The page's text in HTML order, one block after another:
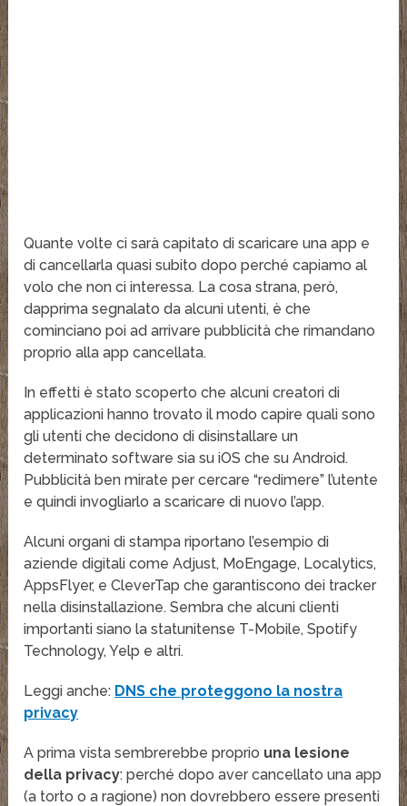
Quante volte ci sarà capitato di scaricare una app e
di cancellarla quasi subito dopo perché capiamo al
volo che non ci interessa. La cosa strana, però,
dapprima segnalato da alcuni utenti, è che
cominciano poi ad arrivare pubblicità che rimandano
proprio alla app cancellata.
In effetti è stato scoperto che alcuni creatori di
applicazioni hanno trovato il modo capire quali sono
gli utenti che decidono di disinstallare un
determinato software sia su iOS che su Android.
Pubblicità ben mirate per cercare “redimere” l’utente
e quindi invogliarlo a scaricare di nuovo l’app.
Alcuni organi di stampa riportano l’esempio di
aziende digitali come Adjust, MoEngage, Localytics,
AppsFlyer, e CleverTap che garantiscono dei tracker
nella disinstallazione. Sembra che alcuni clienti
importanti siano la statunitense T-Mobile, Spotify
Technology, Yelp e altri.
Leggi anche: DNS che proteggono la nostra
privacy
A prima vista sembrerebbe proprio una lesione
della privacy: perché dopo aver cancellato una app
(a torto o a ragione) non dovrebbero essere presenti